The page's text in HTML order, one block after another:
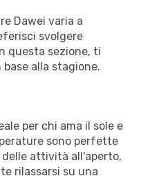
Dawei varia a
svolgere
questa sezione, ti
alla stagione.
per chi ama il sole e
sono perfette
delle attività all'aperto,
rilassarsi su una